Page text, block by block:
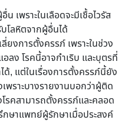
เพราะในเลือดจะมีเชื้อไวรัส
โลหิตจากผู้อื่นได้
งการตั้งครรภ์ เพราะในช่วง
ลง โรคนี้อาจกำเริบ และบุตรที่
ด้, แต่ในเรื่องการตั้งครรภ์นี้ยัง
ราะบางรายงานบอกว่าผู้ติด
รคสามารถตั้งครรภ์และคลอด
ษาแพทย์ผู้รักษาเมื่อประสงค์